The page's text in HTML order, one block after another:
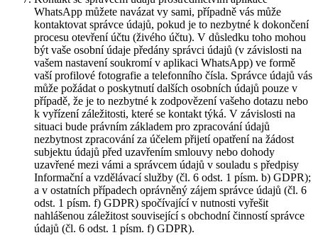
WhatsApp můžete navázat vy sami, případně vás může
kontaktovat správce údajů, pokud je to nezbytné k dokončení
procesu otevření účtu (živého účtu). V důsledku toho mohou
být vaše osobní údaje předány správci údajů (v závislosti na
vašem nastavení soukromí v aplikaci WhatsApp) ve formě
vaší profilové fotografie a telefonního čísla. Správce údajů vás
může požádat o poskytnutí dalších osobních údajů pouze v
případě, že je to nezbytné k zodpovězení vašeho dotazu nebo
k vyřízení záležitosti, které se kontakt týká. V závislosti na
situaci bude právním základem pro zpracování údajů
nezbytnost zpracování za účelem přijetí opatření na žádost
subjektu údajů před uzavřením smlouvy nebo dohody
uzavřené mezi vámi a správcem údajů v souladu s předpisy
Informační a vzdělávací služby (čl. 6 odst. 1 písm. b) GDPR);
a v ostatních případech oprávněný zájem správce údajů (čl. 6
odst. 1 písm. f) GDPR) spočívající v nutnosti vyřešit
nahlášenou záležitost související s obchodní činností správce
údajů (čl. 6 odst. 1 písm. f) GDPR).